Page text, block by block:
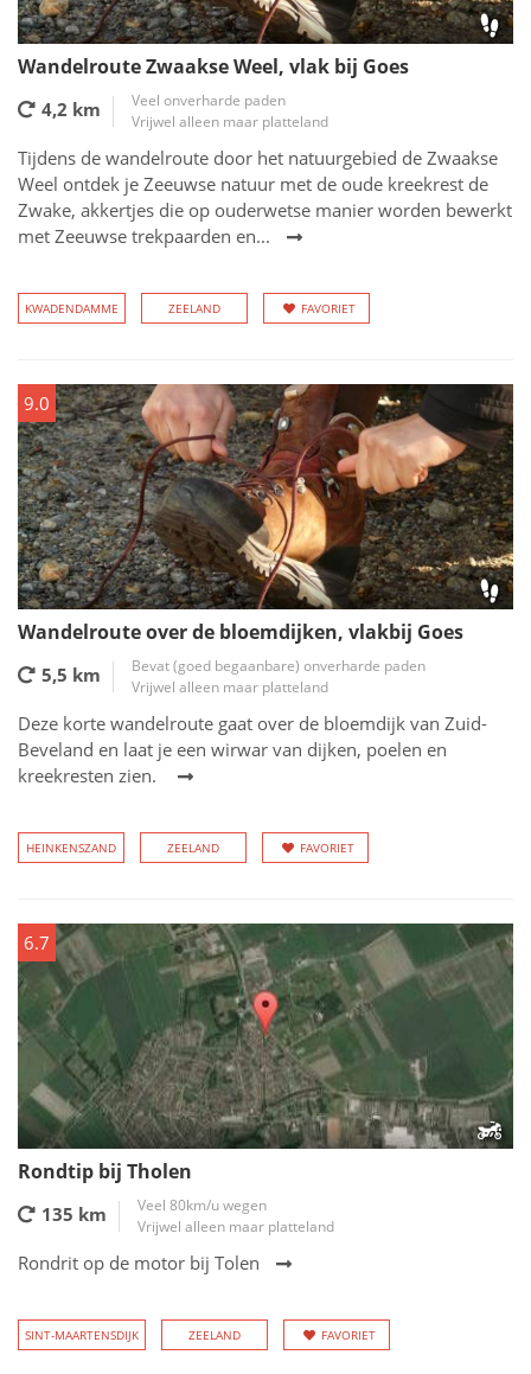
Wandelroute Zwaakse Weel, vlak bij Goes
4,2 km
Veel onverharde paden
Vrijwel alleen maar platteland
Tijdens de wandelroute door het natuurgebied de Zwaakse
Weel ontdek je Zeeuwse natuur met de oude kreekrest de
Zwake, akkertjes die op ouderwetse manier worden bewerkt
met Zeeuwse trekpaarden en...
KWADENDAMME ZEELAND FAVORIET
9.0
Wandelroute over de bloemdijken, vlakbij Goes
5,5 km
Bevat (goed begaanbare) onverharde paden
Vrijwel alleen maar platteland
Deze korte wandelroute gaat over de bloemdijk van Zuid-
Beveland en laat je een wirwar van dijken, poelen en
kreekresten zien.
HEINKENSZAND ZEELAND FAVORIET
6.7
Rondtip bij Tholen
135 km
Veel 80km/u wegen
Vrijwel alleen maar platteland
Rondrit op de motor bij Tolen
SINT-MAARTENSDIJK ZEELAND FAVORIET